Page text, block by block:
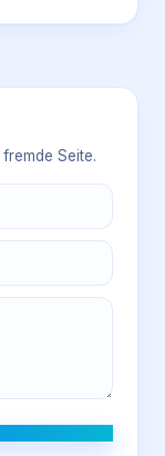
Seite.